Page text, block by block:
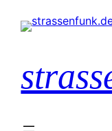
Inhalt